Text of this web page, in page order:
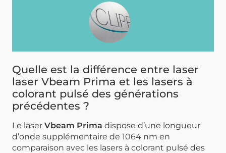
Quelle est la différence entre laser
laser Vbeam Prima et les lasers à
colorant pulsé des générations
précédentes ?
Le laser Vbeam Prima dispose d’une longueur
d’onde supplémentaire de 1064 nm en
comparaison avec les lasers à colorant pulsé des